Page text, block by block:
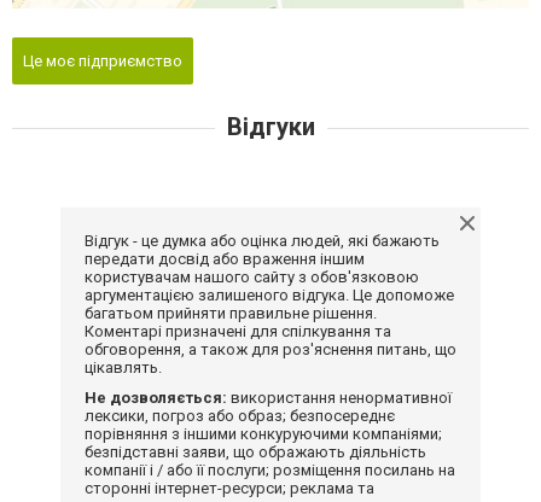
Це моє підприємство
Відгуки
Відгук - це думка або оцінка людей, які бажають
передати досвід або враження іншим
користувачам нашого сайту з обов'язковою
аргументацією залишеного відгука. Це допоможе
багатьом прийняти правильне рішення.
Коментарі призначені для спілкування та
обговорення, а також для роз'яснення питань, що
цікавлять.
Не дозволяється: використання ненормативної
лексики, погроз або образ; безпосереднє
порівняння з іншими конкуруючими компаніями;
безпідставні заяви, що ображають діяльність
компанії і / або її послуги; розміщення посилань на
сторонні інтернет-ресурси; реклама та